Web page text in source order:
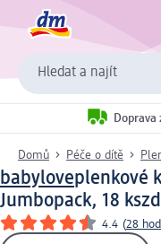
Hledat a najít
Doprava
Domů Péče o dítě
babyloveplenkové
Jumbopack, 18 ks
4.4 (28